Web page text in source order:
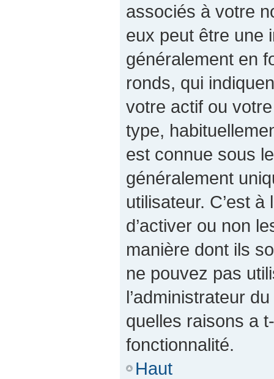
associés à votre
eux peut être une
généralement en
ronds, qui
votre actif ou
type,
est connue sous
généralement
utilisateur. C’est
d’activer ou non
manière dont ils
ne pouvez pas
l’administrateur
quelles raisons a
fonctionnalité.
Haut